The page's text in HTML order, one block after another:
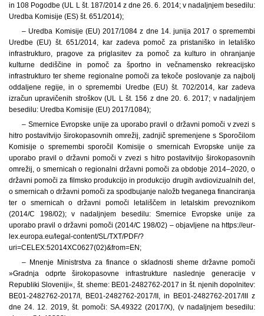
in 108 Pogodbe (UL L št. 187/2014 z dne 26. 6. 2014; v nadaljnjem besedilu:
Uredba Komisije (ES) št. 651/2014);
– Uredba Komisije (EU) 2017/1084 z dne 14. junija 2017 o spremembi
Uredbe (EU) št. 651/2014, kar zadeva pomoč za pristaniško in letališko
infrastrukturo, pragove za priglasitev za pomoč za kulturo in ohranjanje
kulturne dediščine in pomoč za športno in večnamensko rekreacijsko
infrastrukturo ter sheme regionalne pomoči za tekoče poslovanje za najbolj
oddaljene regije, in o spremembi Uredbe (EU) št. 702/2014, kar zadeva
izračun upravičenih stroškov (UL L št. 156 z dne 20. 6. 2017; v nadaljnjem
besedilu: Uredba Komisije (EU) 2017/1084);
– Smernice Evropske unije za uporabo pravil o državni pomoči v zvezi s
hitro postavitvijo širokopasovnih omrežij, zadnjič spremenjene s Sporočilom
Komisije o spremembi sporočil Komisije o smernicah Evropske unije za
uporabo pravil o državni pomoči v zvezi s hitro postavitvijo širokopasovnih
omrežij, o smernicah o regionalni državni pomoči za obdobje 2014–2020, o
državni pomoči za filmsko produkcijo in produkcijo drugih avdiovizualnih del,
o smernicah o državni pomoči za spodbujanje naložb tveganega financiranja
ter o smernicah o državni pomoči letališčem in letalskim prevoznikom
(2014/C 198/02); v nadaljnjem besedilu: Smernice Evropske unije za
uporabo pravil o državni pomoči (2014/C 198/02) – objavljene na https://eur-
lex.europa.eu/legal-content/SL/TXT/PDF/?
uri=CELEX:52014XC0627(02)&from=EN;
– Mnenje Ministrstva za finance o skladnosti sheme državne pomoči
»Gradnja odprte širokopasovne infrastrukture naslednje generacije v
Republiki Sloveniji«, št. sheme: BE01-2482762-2017 in št. njenih dopolnitev:
BE01-2482762-2017/I, BE01-2482762-2017/II, in BE01-2482762-2017/III z
dne 24. 12. 2019, št. pomoči: SA.49322 (2017/X), (v nadaljnjem besedilu: